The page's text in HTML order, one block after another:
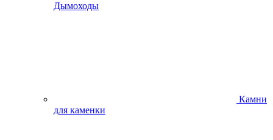
Дымоходы
Камни
для каменки